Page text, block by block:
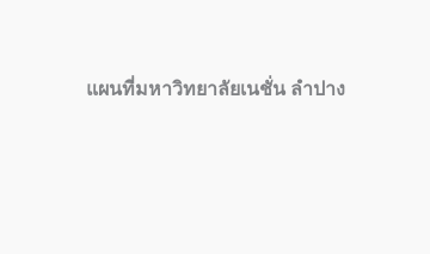
แผนที่มหาวิทยาลัยเนชั่น ลำปาง